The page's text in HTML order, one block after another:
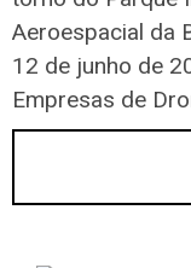
Aeroespacial da
12 de junho de
Empresas de